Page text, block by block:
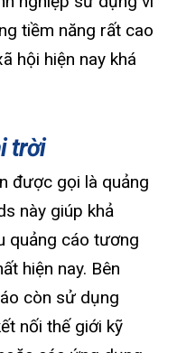
tiềm năng rất cao
hội hiện nay khá
trời
được gọi là quảng
này giúp khả
quảng cáo tương
hiện nay. Bên
còn sử dụng
nối thế giới kỹ